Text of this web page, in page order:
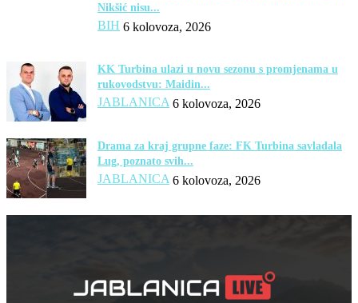
Nikšić nisu...
BIH 6 kolovoza, 2026
KK Turbina ulazi u novu sezonu s promjenama u
rukovodstvu: Maidin...
JABLANICA 6 kolovoza, 2026
Drama za kraj grupne faze: FK Turbina savladala
Lug, poznato svih...
JABLANICA 6 kolovoza, 2026